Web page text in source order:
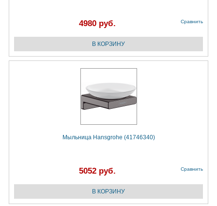
4980 руб. Сравнить
Мыльница Hansgrohe (41746340)
5052 руб. Сравнить